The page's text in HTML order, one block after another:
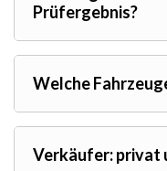
Prüfergebnis?
Welche
Verkäufer: privat